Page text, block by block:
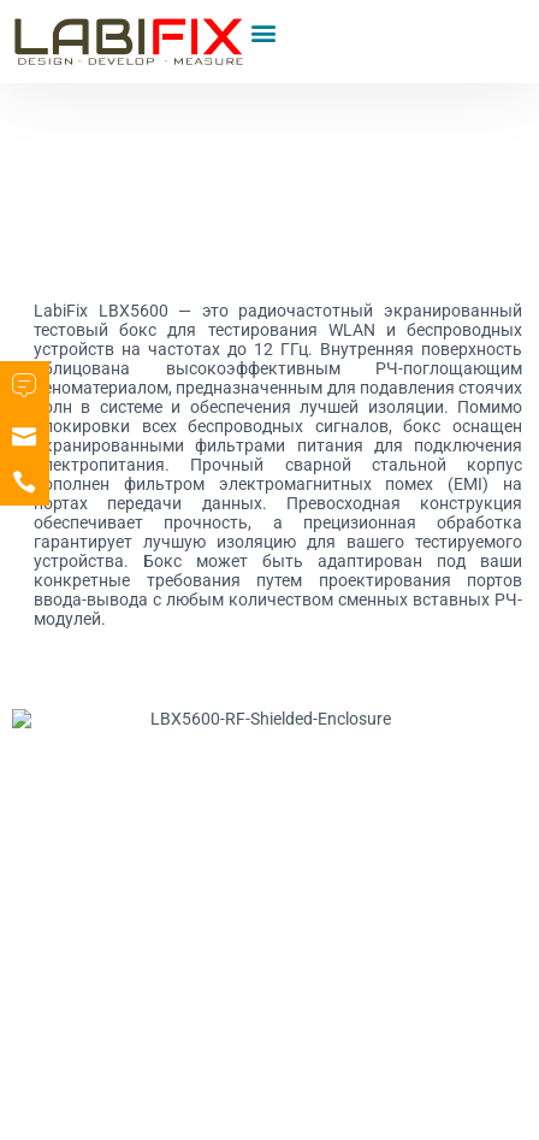
LabiFix LBX5600 — это радиочастотный экранированный
тестовый бокс для тестирования WLAN и беспроводных
устройств на частотах до 12 ГГц. Внутренняя поверхность
облицована высокоэффективным РЧ-поглощающим
пеноматериалом, предназначенным для подавления стоячих
волн в системе и обеспечения лучшей изоляции. Помимо
блокировки всех беспроводных сигналов, бокс оснащен
экранированными фильтрами питания для подключения
электропитания. Прочный сварной стальной корпус
дополнен фильтром электромагнитных помех (EMI) на
портах передачи данных. Превосходная конструкция
обеспечивает прочность, а прецизионная обработка
гарантирует лучшую изоляцию для вашего тестируемого
устройства. Бокс может быть адаптирован под ваши
конкретные требования путем проектирования портов
ввода-вывода с любым количеством сменных вставных РЧ-
модулей.